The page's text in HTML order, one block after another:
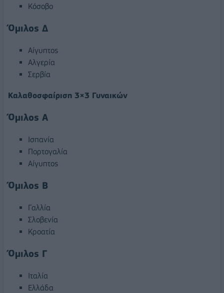
Κόσοβο
Όμιλος Δ
Αίγυπτος
Αλγερία
Σερβία
Καλαθοσφαίριση 3×3 Γυναικών
Όμιλος Α
Ισπανία
Πορτογαλία
Αίγυπτος
Όμιλος Β
Γαλλία
Σλοβενία
Κροατία
Όμιλος Γ
Ιταλία
Ελλάδα